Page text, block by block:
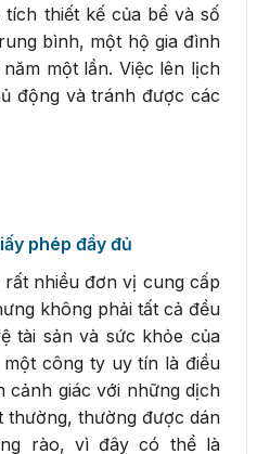
thiết kế của bể và số
bình, một hộ gia đình
một lần. Việc lên lịch
động và tránh được các
phép đầy đủ
nhiều đơn vị cung cấp
không phải tất cả đều
tài sản và sức khỏe của
công ty uy tín là điều
cảnh giác với những dịch
thường, thường được dán
rào, vì đây có thể là